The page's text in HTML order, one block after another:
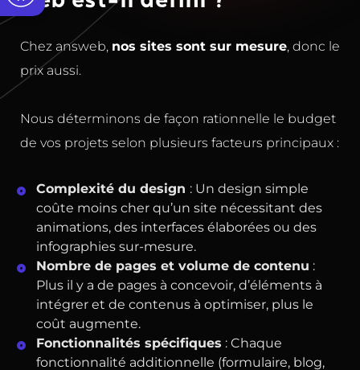
Chez answeb, nos sites sont sur mesure, donc le
prix aussi.
Nous déterminons de façon rationnelle le budget
de vos projets selon plusieurs facteurs principaux :
Complexité du design : Un design simple
coûte moins cher qu’un site nécessitant des
animations, des interfaces élaborées ou des
infographies sur-mesure.
Nombre de pages et volume de contenu :
Plus il y a de pages à concevoir, d’éléments à
intégrer et de contenus à optimiser, plus le
coût augmente.
Fonctionnalités spécifiques : Chaque
fonctionnalité additionnelle (formulaire, blog,